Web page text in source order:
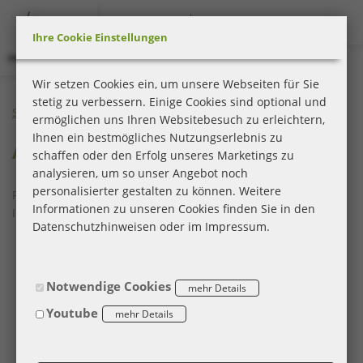
Zum
Inhalt
Anmelden
Anmelden
Zur
Navigation
(aktuell)
Zur
Startseite
|
BEESITE
STELLENMARKT
WL
RECRUITING
EDITION
-
milch
&
Startseite Anmelden
Ihre Cookie Einstellungen
Wir setzen Cookies ein, um unsere Webseiten für Sie
stetig zu verbessern. Einige Cookies sind optional und
ermöglichen uns Ihren Websitebesuch zu erleichtern,
Ihnen ein bestmögliches Nutzungserlebnis zu
schaffen oder den Erfolg unseres Marketings zu
analysieren, um so unser Angebot noch
personalisierter gestalten zu können. Weitere
Informationen zu unseren Cookies finden Sie in den
Datenschutzhinweisen oder im Impressum.
Notwendige Cookies
Youtube
Anmelden
Registrieren lohnt sich! Sie haben dadurch die Möglichkeit, in
Ihrem Karriereportal:
sich über den aktuellen Stand Ihrer Bewerbungen zu
Ihre E-Mail-Korrespondenz einzusehen
verwalten